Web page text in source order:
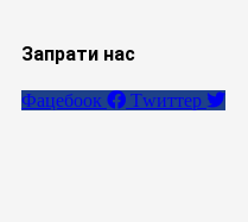
Запрати нас
Фацебоок Тwиттер